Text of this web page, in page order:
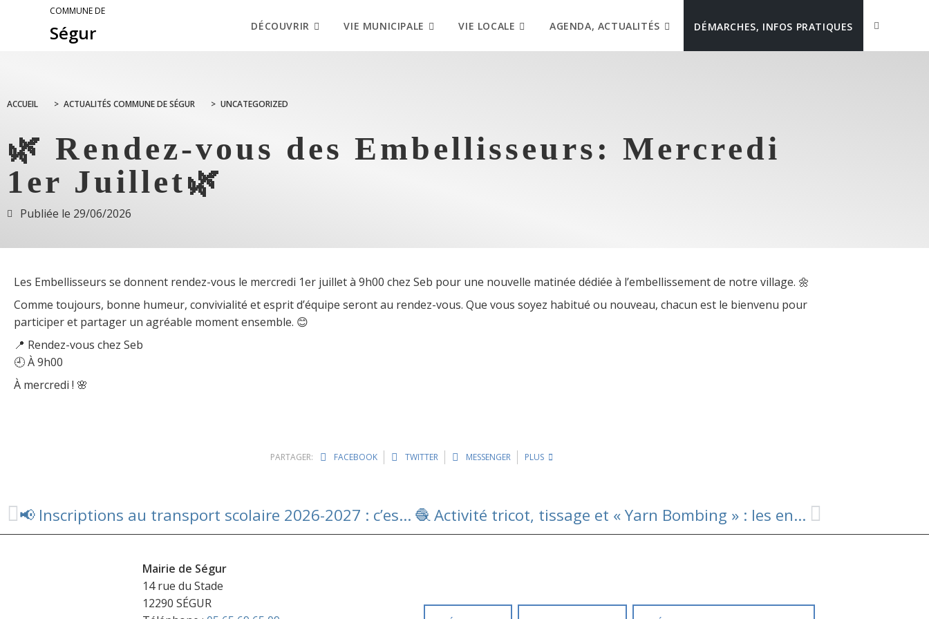
COMMUNE DE
Ségur DÉCOUVRIR VIE MUNICIPALE VIE LOCALE AGENDA, ACTUALITÉS DÉMARCHES, INFOS PRATIQUES
ACCUEIL > ACTUALITÉS COMMUNE DE SÉGUR > UNCATEGORIZED
🌿 Rendez-vous des Embellisseurs: Mercredi
1er Juillet🌿
Publiée le 29/06/2026
Les Embellisseurs se donnent rendez-vous le mercredi 1er juillet à 9h00 chez Seb pour une nouvelle matinée dédiée à l’embellissement de notre village. 🌼
Comme toujours, bonne humeur, convivialité et esprit d’équipe seront au rendez-vous. Que vous soyez habitué ou nouveau, chacun est le bienvenu pour
participer et partager un agréable moment ensemble. 😊
📍 Rendez-vous chez Seb
🕘 À 9h00
À mercredi ! 🌸
PARTAGER: FACEBOOK TWITTER MESSENGER PLUS
📢 Inscriptions au transport scolaire 2026-2027 : c’est ouvert ! 🚌🎒 🧶 Activité tricot, tissage et « Yarn Bombing » : les enfants ont décoré la cour de l’école 🌈
Mairie de Ségur
14 rue du Stade
12290 SÉGUR